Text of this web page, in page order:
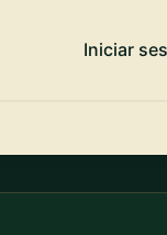
Iniciar